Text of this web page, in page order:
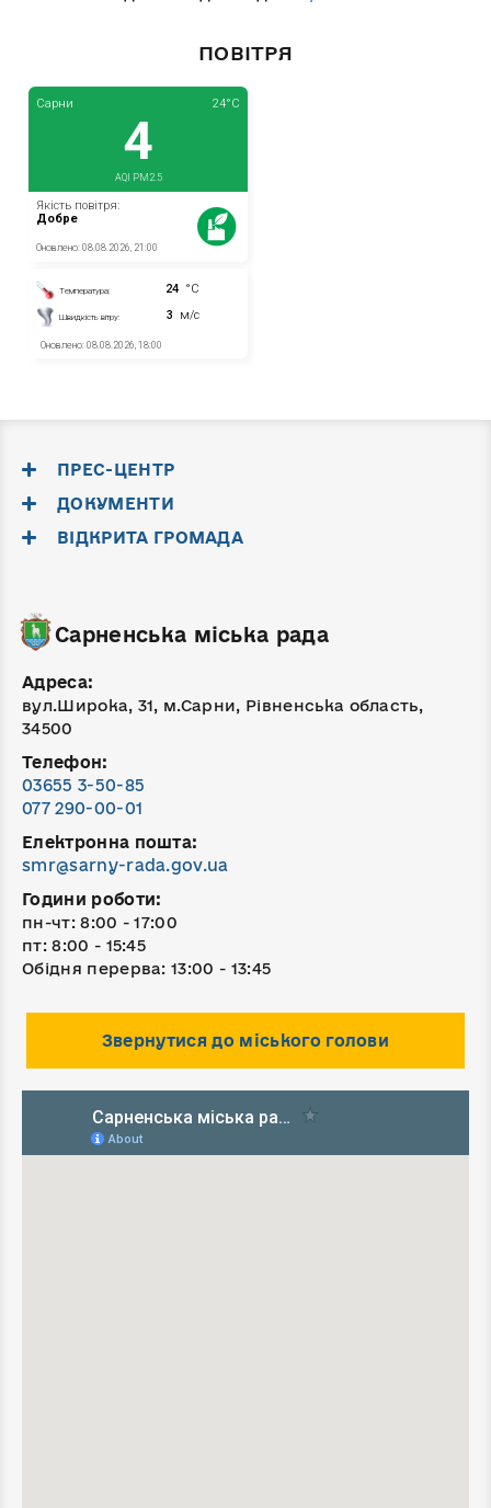
ПОВІТРЯ
ПРЕС-ЦЕНТР
ДОКУМЕНТИ
ВІДКРИТА ГРОМАДА
Сарненська міська рада
Адреса:
вул.Широка, 31, м.Сарни, Рівненська область,
34500
Телефон:
03655 3-50-85
077 290-00-01
Електронна пошта:
smr@sarny-rada.gov.ua
Години роботи:
пн-чт: 8:00 - 17:00
пт: 8:00 - 15:45
Обідня перерва: 13:00 - 13:45
Звернутися до міського голови